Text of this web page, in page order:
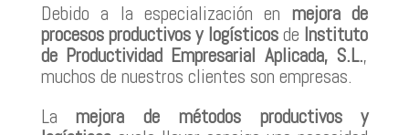
Debido a la especialización en mejora de
procesos productivos y logísticosde Instituto
de Productividad Empresarial Aplicada, S.L.,
muchos de nuestros clientes son empresas.
Lamejora de métodos productivos y